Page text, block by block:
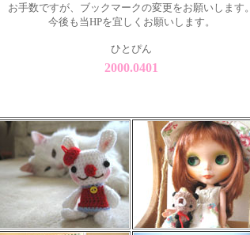
お手数ですが、ブックマークの変更をお願いします。
今後も当HPを宜しくお願いします。
ひとぴん
2000.0401